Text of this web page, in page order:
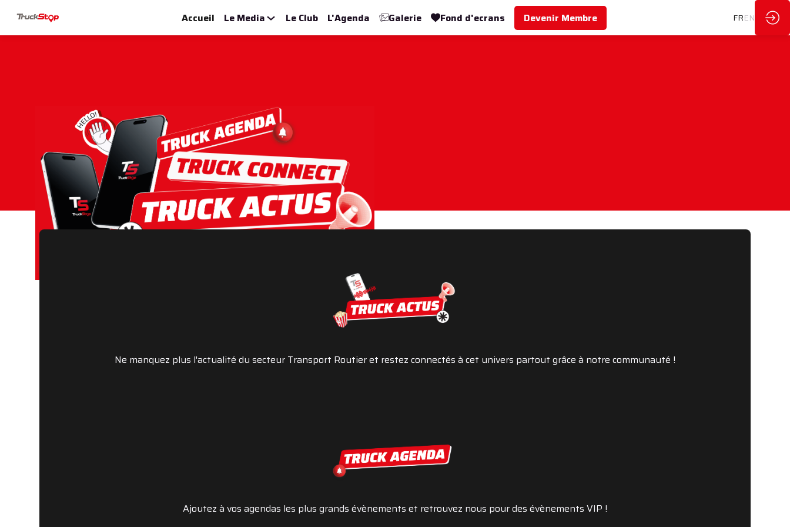
Accueil Le Media Le Club L'Agenda Galerie Fond d'ecrans Devenir Membre FREN
La communauté des professionnels du transport routier
Connectez-vous
Ne manquez plus l'actualité du secteur Transport Routier et restez connectés à cet univers partout grâce à notre communauté !
Ajoutez à vos agendas les plus grands évènements et retrouvez nous pour des évènements VIP !